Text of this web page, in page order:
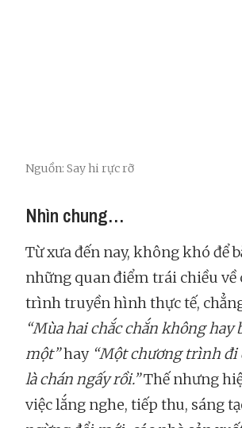
Nguồn: Say hi rực rỡ
Nhìn chung…
Từ xưa đến nay, không khó để
những quan điểm trái chiều về
trình truyền hình thực tế,
“Mùa hai chắc chắn không hay
một”hay “Một chương trình đi
là chán ngấy rồi.”Thế nhưng
việc lắng nghe, tiếp thu, sáng